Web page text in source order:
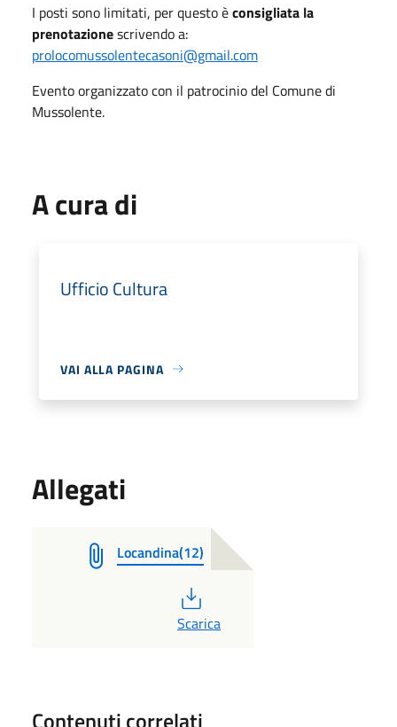
I posti sono limitati, per questo èconsigliata la
prenotazionescrivendo a:
prolocomussolentecasoni@gmail.com
Evento organizzato con il patrocinio del Comune di
Mussolente.
A cura di
Ufficio Cultura
VAI ALLA PAGINA
Allegati
Locandina(12)
PDF
Scarica
Contenuti correlati